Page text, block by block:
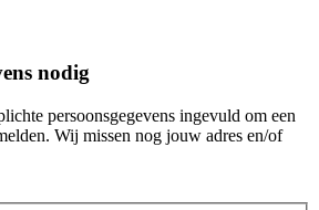
nodig
persoonsgegevens ingevuld om een
Wij missen nog jouw adres en/of